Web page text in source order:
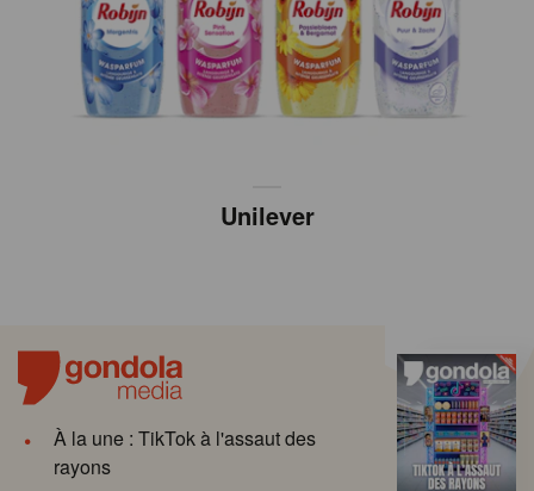
Unilever
À la une : TikTok à l'assaut des
rayons